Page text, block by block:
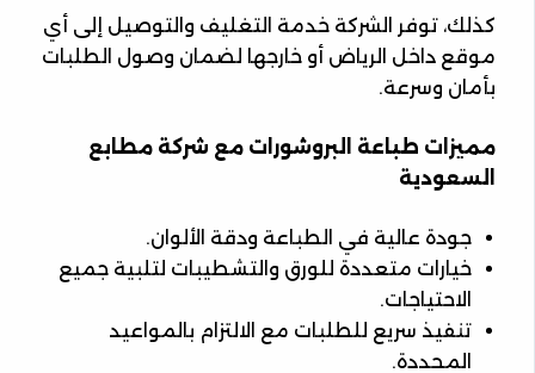
كذلك، توفر الشركة خدمة التغليف والتوصيل إلى أي
موقع داخل الرياض أو خارجها لضمان وصول الطلبات
بأمان وسرعة.
مميزات طباعة البروشورات مع شركة مطابع
السعودية
جودة عالية في الطباعة ودقة الألوان.
خيارات متعددة للورق والتشطيبات لتلبية جميع
الاحتياجات.
تنفيذ سريع للطلبات مع الالتزام بالمواعيد
المحددة.